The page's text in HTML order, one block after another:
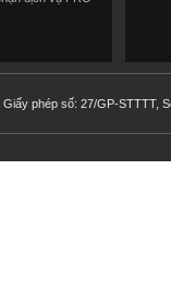
phép số: 27/GP-STTTT,